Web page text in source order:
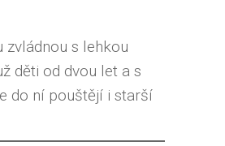
zvládnou s lehkou
děti od dvou let a s
do ní pouštějí i starší